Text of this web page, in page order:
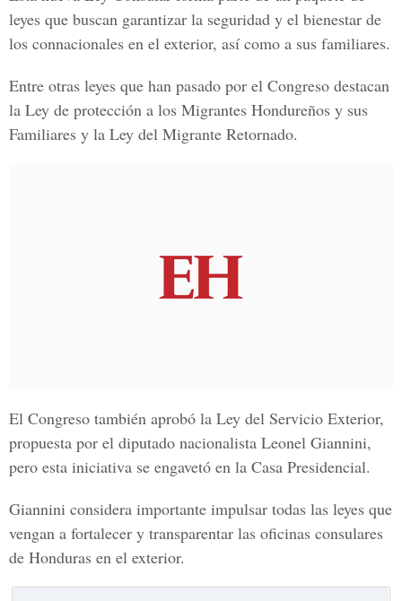
leyes que buscan garantizar la seguridad y el bienestar de
los connacionales en el exterior, así como a sus familiares.
Entre otras leyes que han pasado por el Congreso destacan
la Ley de protección a los Migrantes Hondureños y sus
Familiares y la Ley del Migrante Retornado.
El Congreso también aprobó la Ley del Servicio Exterior,
propuesta por el diputado nacionalista Leonel Giannini,
pero esta iniciativa se engavetó en la Casa Presidencial.
Giannini considera importante impulsar todas las leyes que
vengan a fortalecer y transparentar las oficinas consulares
de Honduras en el exterior.